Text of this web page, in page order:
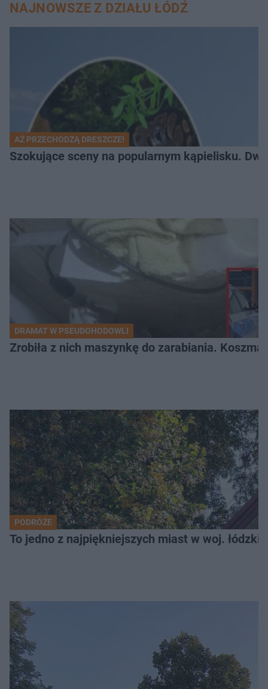
NAJNOWSZE Z DZIAŁU ŁÓDŹ
AŻ PRZECHODZĄ DRESZCZE!
Szokujące sceny na popularnym kąpielisku.
DRAMAT W PSEUDOHODOWLI
Zrobiła z nich maszynkę do zarabiania.
PODRÓŻE
To jedno z najpiękniejszych miast w woj.